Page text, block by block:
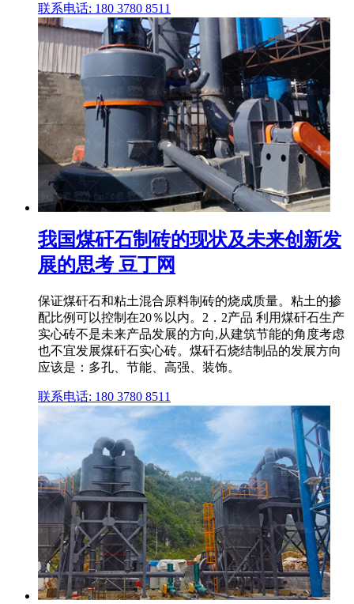
联系电话: 180 3780 8511
我国煤矸石制砖的现状及未来创新发
展的思考 豆丁网
保证煤矸石和粘土混合原料制砖的烧成质量。粘土的掺
配比例可以控制在20％以内。2．2产品 利用煤矸石生产
实心砖不是未来产品发展的方向,从建筑节能的角度考虑
也不宜发展煤矸石实心砖。煤矸石烧结制品的发展方向
应该是：多孔、节能、高强、装饰。
联系电话: 180 3780 8511